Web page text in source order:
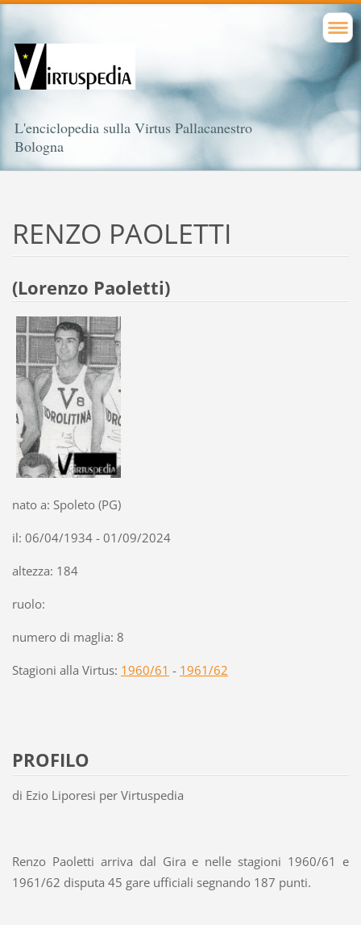
L'enciclopedia sulla Virtus Pallacanestro
Bologna
RENZO PAOLETTI
(Lorenzo Paoletti)
nato a: Spoleto (PG)
il: 06/04/1934 - 01/09/2024
altezza: 184
ruolo:
numero di maglia: 8
Stagioni alla Virtus: 1960/61 - 1961/62
PROFILO
di Ezio Liporesi per Virtuspedia
Renzo Paoletti arriva dal Gira e nelle stagioni 1960/61 e
1961/62 disputa 45 gare ufficiali segnando 187 punti.